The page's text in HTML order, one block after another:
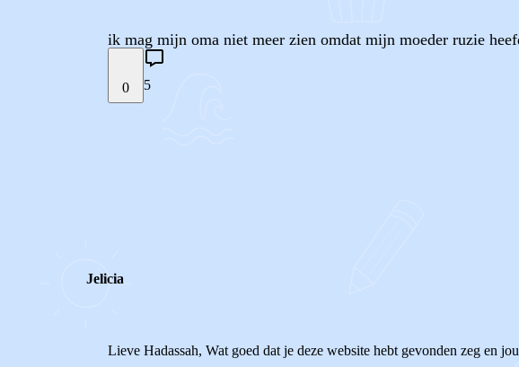
ik mag mijn oma niet meer zien omdat mijn moeder ruzie
0 5
Jelicia
Lieve Hadassah, Wat goed dat je deze website hebt gevonden zeg en